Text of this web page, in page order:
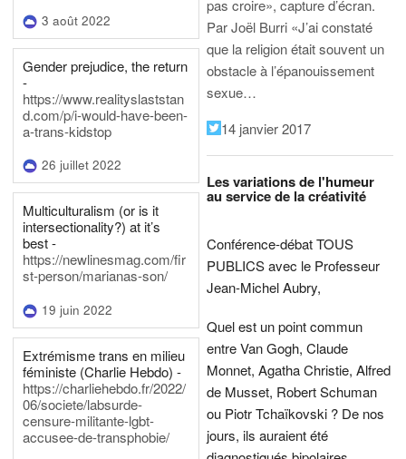
3 août 2022
Gender prejudice, the return
-
https://www.realityslaststan
d.com/p/i-would-have-been-
a-trans-kidstop
26 juillet 2022
Multiculturalism (or is it
intersectionality?) at it’s
best -
https://newlinesmag.com/fir
st-person/marianas-son/
19 juin 2022
Extrémisme trans en milieu
féministe (Charlie Hebdo) -
https://charliehebdo.fr/2022/
06/societe/labsurde-
censure-militante-lgbt-
accusee-de-transphobie/
pas croire», capture d’écran.
Par Joël Burri «J’ai constaté
que la religion était souvent un
obstacle à l’épanouissement
sexue…
14 janvier 2017
Les variations de l'humeur
au service de la créativité
Conférence-débat TOUS
PUBLICS avec le Professeur
Jean-Michel Aubry,
Quel est un point commun
entre Van Gogh, Claude
Monnet, Agatha Christie, Alfred
de Musset, Robert Schuman
ou Piotr Tchaïkovski ? De nos
jours, ils auraient été